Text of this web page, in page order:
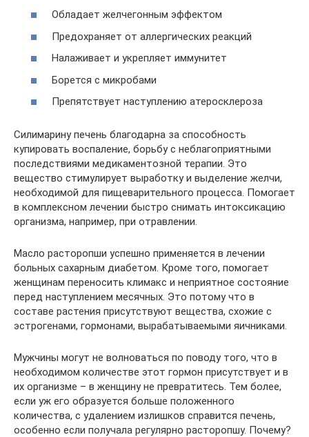
Обладает желчегонным эффектом
Предохраняет от аллергических реакций
Налаживает и укрепляет иммунитет
Борется с микробами
Препятствует наступлению атеросклероза
Силимарину печень благодарна за способность
купировать воспаление, борьбу с неблагоприятными
последствиями медикаментозной терапии. Это
вещество стимулирует выработку и выделение желчи,
необходимой для пищеварительного процесса. Помогает
в комплексном лечении быстро снимать интоксикацию
организма, например, при отравлении.
Масло расторопши успешно применяется в лечении
больных сахарным диабетом. Кроме того, помогает
женщинам переносить климакс и неприятное состояние
перед наступлением месячных. Это потому что в
составе растения присутствуют вещества, схожие с
эстрогенами, гормонами, вырабатываемыми яичниками.
Мужчины могут не волноваться по поводу того, что в
необходимом количестве этот гормон присутствует и в
их организме – в женщину не превратитесь. Тем более,
если уж его образуется больше положенного
количества, с удалением излишков справится печень,
особенно если получала регулярно расторопшу. Почему?